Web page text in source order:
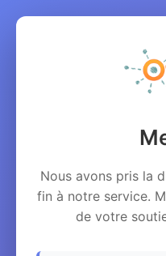
Nous avons pris la
fin à notre service.
de votre